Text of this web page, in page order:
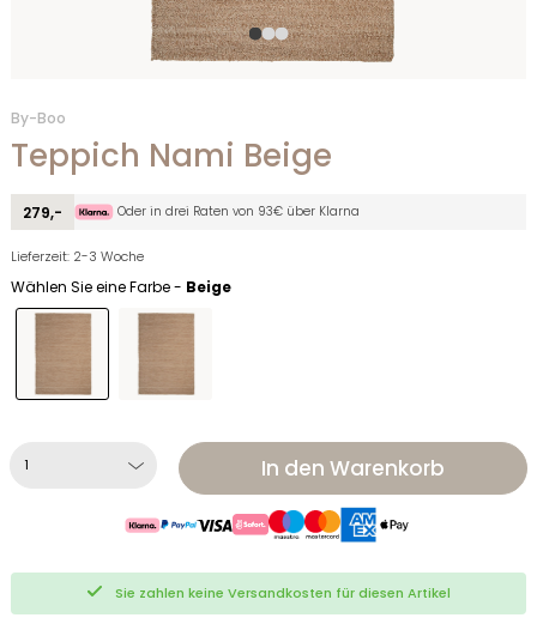
By-Boo
Teppich Nami Beige
279,- Oder in drei Raten von 93€ über Klarna
Lieferzeit: 2-3 Woche
Wählen Sie eine Farbe - Beige
In den Warenkorb
Sie zahlen keine Versandkosten für diesen Artikel